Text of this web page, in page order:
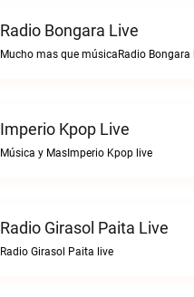
Radio Bongara Live
Mucho mas que músicaRadio Bongara
Imperio Kpop Live
Música y MasImperio Kpop live
Radio Girasol Paita Live
Radio Girasol Paita live